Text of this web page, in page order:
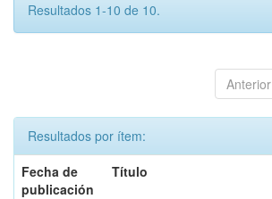
Resultados 1-10 de 10.
Anterior
Resultados por ítem:
Fecha de
publicación
Título